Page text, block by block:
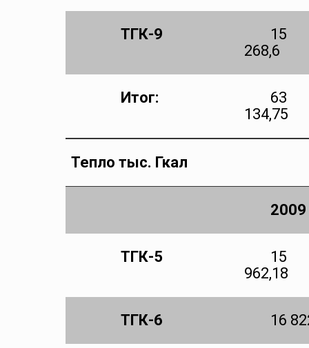
ТГК-9
15
268,6
Итог:
63
1 34,75
Тепло тыс. Гкал
2009
ТГК-5
15
962,18
ТГК-6 16